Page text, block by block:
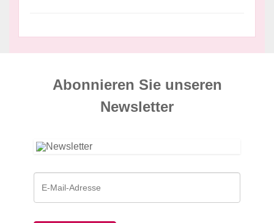
Abonnieren Sie unseren
News­letter